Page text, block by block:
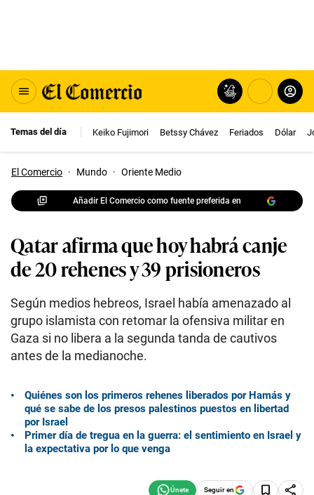
Temas del día Keiko Fujimori Betssy Chávez Feriados Dólar
El Comercio · Mundo · Oriente Medio
Añadir El Comercio como fuente preferida en
Qatar afirma que hoy habrá canje
de 20 rehenes y 39 prisioneros
Según medios hebreos, Israel había amenazado al
grupo islamista con retomar la ofensiva militar en
Gaza si no libera a la segunda tanda de cautivos
antes de la medianoche.
Quiénes son los primeros rehenes liberados por Hamás y
qué se sabe de los presos palestinos puestos en libertad
por Israel
Primer día de tregua en la guerra: el sentimiento en Israel y
la expectativa por lo que venga
Seguir en